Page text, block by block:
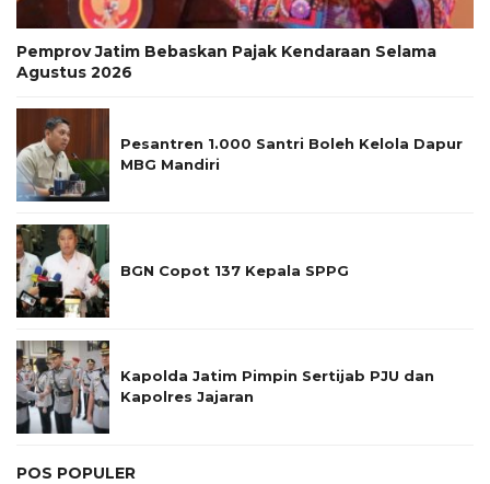
Pemprov Jatim Bebaskan Pajak Kendaraan Selama
Agustus 2026
Pesantren 1.000 Santri Boleh Kelola Dapur
MBG Mandiri
BGN Copot 137 Kepala SPPG
Kapolda Jatim Pimpin Sertijab PJU dan
Kapolres Jajaran
POS POPULER